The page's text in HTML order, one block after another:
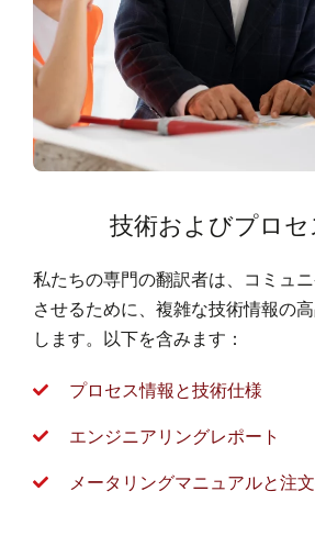
技術およびプロセ
私たちの専門の翻訳者は、コミュ
させるために、複雑な技術情報の
します。以下を含みます：
プロセス情報と技術仕様
エンジニアリングレポート
メータリングマニュアルと注